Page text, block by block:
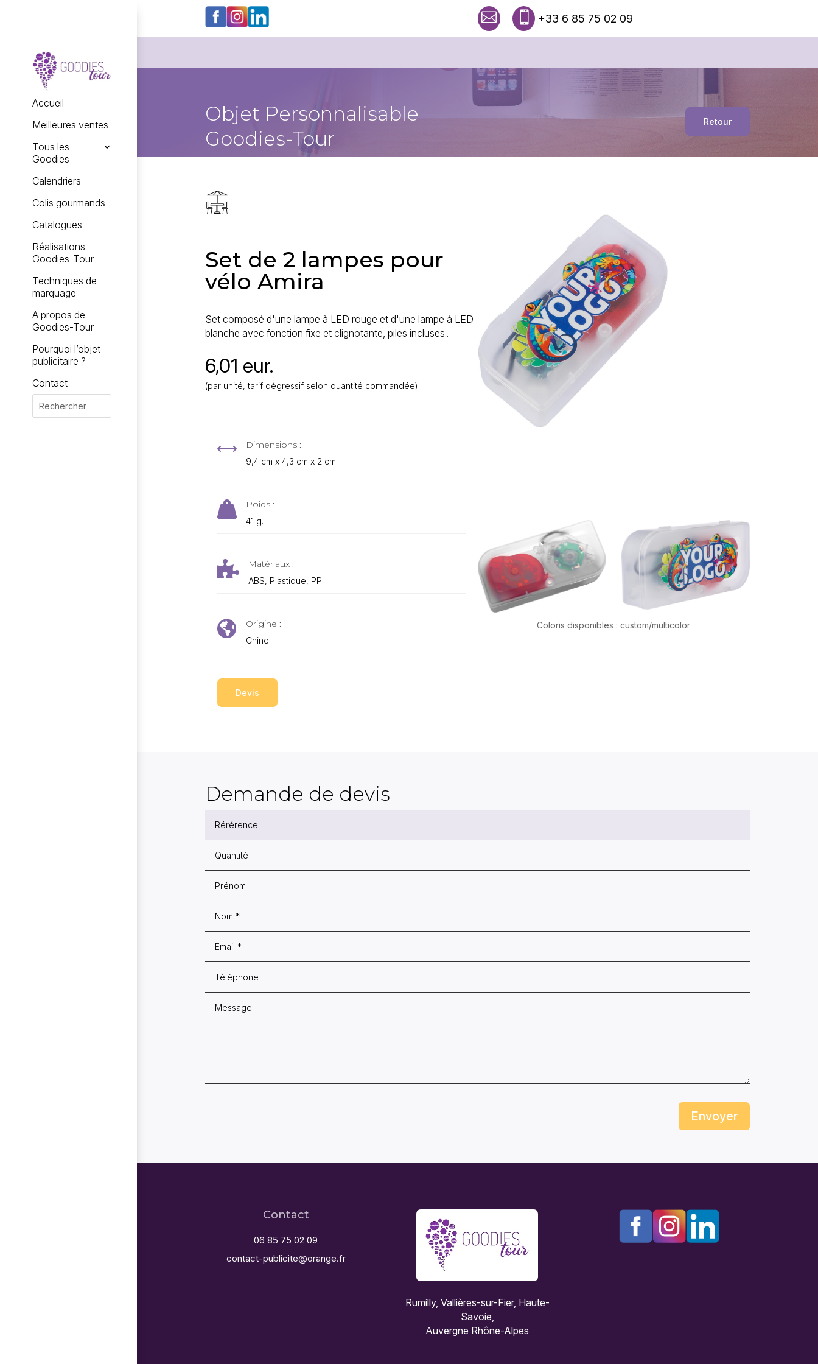
  +33 6 85 75 02 09
Accueil
Meilleures ventes
Tous les
Goodies
Calendriers
Colis gourmands
Catalogues
Réalisations
Goodies-Tour
Techniques de
marquage
A propos de
Goodies-Tour
Pourquoi l’objet
publicitaire ?
Contact
Objet Personnalisable
Goodies-Tour
Retour
Set de 2 lampes pour
vélo Amira
Set composé d'une lampe à LED rouge et d'une lampe à LED
blanche avec fonction fixe et clignotante, piles incluses..
6,01 eur.
(par unité, tarif dégressif selon quantité commandée)
, Dimensions :
9,4 cm x 4,3 cm x 2 cm
 Poids :
41 g.
 Matériaux :
ABS, Plastique, PP
 Origine :
Chine
Devis
Coloris disponibles : custom/multicolor
Demande de devis
Envoyer
Contact
06 85 75 02 09
contact-publicite@orange.fr
Rumilly, Vallières-sur-Fier, Haute-
Savoie,
Auvergne Rhône-Alpes